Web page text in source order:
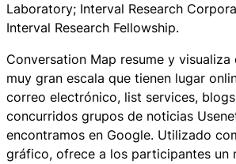
Laboratory; Interval Research
Interval Research Fellowship.
Conversation Map resume y visualiza
muy gran escala que tienen lugar
correo electrónico, list services,
concurridos grupos de noticias
encontramos en Google. Utilizado
gráfico, ofrece a los participantes un